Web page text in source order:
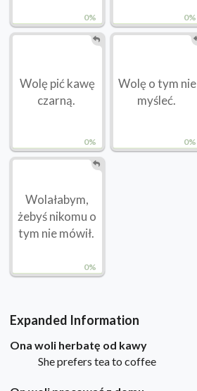
0% 0%
0%
Wolę pić kawę
czarną.
0%
Wolę o tym nie
myśleć.
0%
Wolałabym,
żebyś nikomu o
tym nie mówił.
Expanded Information
Ona woli herbatę od kawy
She prefers tea to coffee